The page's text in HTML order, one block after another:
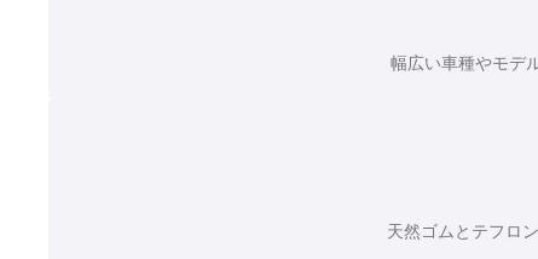
幅広い車種やモデ
天然ゴムとテフロ